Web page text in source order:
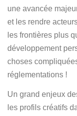
une avancée
et les rendre
les frontières plus
développement
choses
réglementations !
Un grand enjeux
les profils créatifs